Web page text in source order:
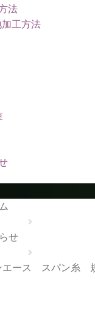
法
工方法
せ
エース スパン糸